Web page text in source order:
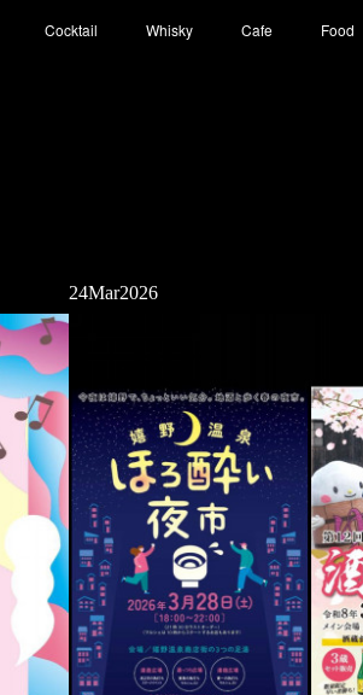
Cocktail Whisky Cafe Food
24Mar2026